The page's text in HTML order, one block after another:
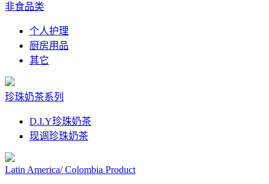
非食品类
个人护理
厨房用品
其它
珍珠奶茶系列
D.I.Y珍珠奶茶
现调珍珠奶茶
Latin America/ Colombia Product